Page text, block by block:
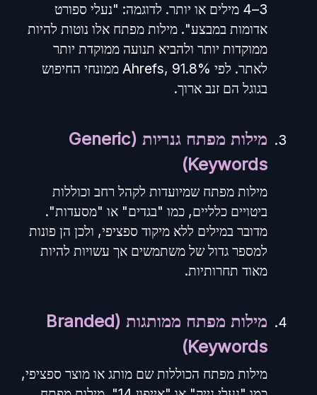
3–4 מילים או יותר. לדוגמה: "נעלי ספורט
אדומות במבצע". מילות מפתח אלו נוטות להיות
ממוקדות יותר ולהביא תנועה ממוקדת יותר
לאתר. לפי Ahrefs, 91.8% ממונחי החיפוש
בגוגל הם זנב ארוך.
מילות מפתח גנריות (Generic
Keywords)
מילות מפתח שמיועדות לקהל רחב וכוללות
ביטויים כלליים, כמו "בגדים" או "מסעדות".
מדובר במילים ללא מיקוד ספציפי, ולכן הן פונות
למספר גדול של משתמשים אך עשויות להיות
מאוד תחרותיות.
מילות מפתח ממותגות (Branded
Keywords)
מילות מפתח הכוללות שם מותג או מוצר ספציפי,